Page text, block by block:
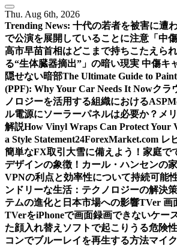
Thu. Aug 6th, 2026
Trending News: 十代の若者を被害に遭
で公演を展開していることに注意 「中
高市早苗首相はどこまで持ちこたえら
る“生体臓器摘出”」の暗い現実 中傷キ
隠せない暗部The Ultimate Guide to
(PPF): Why Your Car Needs It Nowクラ
ノロジーを活用する組織における
ル電源にソーラーパネルは必要か？メ
解説How Vinyl Wraps Can Protect Your
a Style Statement24ForexMarket.com レ
簡単なFX取引 大雪に備えよう！家庭で
デザインの象徴！カール・ハンセンの
VPNの利点と効率性について持続可能
ンドリーな生活：テクノロジーの解決策
テムの進化と日本市場への影響TVer 画
TVerをiPhoneで画面録画できないケー
た顔入れ替えソフトで起こりうる危険性
コンでブルーレイを再生する方法マイ